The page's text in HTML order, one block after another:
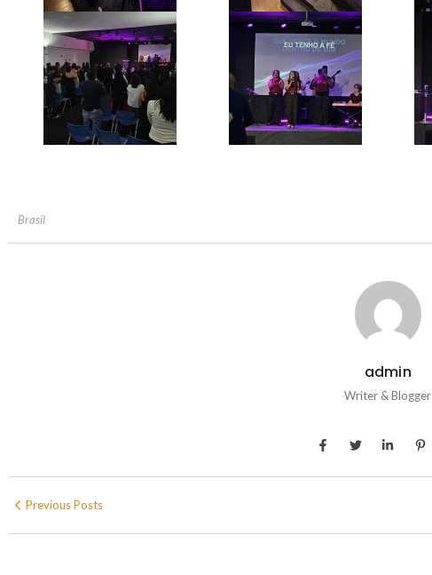
Brasil
admin
Writer & Blogger
Previous Posts